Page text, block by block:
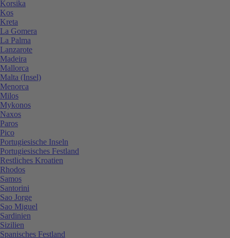
Korsika
Kos
Kreta
La Gomera
La Palma
Lanzarote
Madeira
Mallorca
Malta (Insel)
Menorca
Milos
Mykonos
Naxos
Paros
Pico
Portugiesische Inseln
Portugiesisches Festland
Restliches Kroatien
Rhodos
Samos
Santorini
Sao Jorge
Sao Miguel
Sardinien
Sizilien
Spanisches Festland